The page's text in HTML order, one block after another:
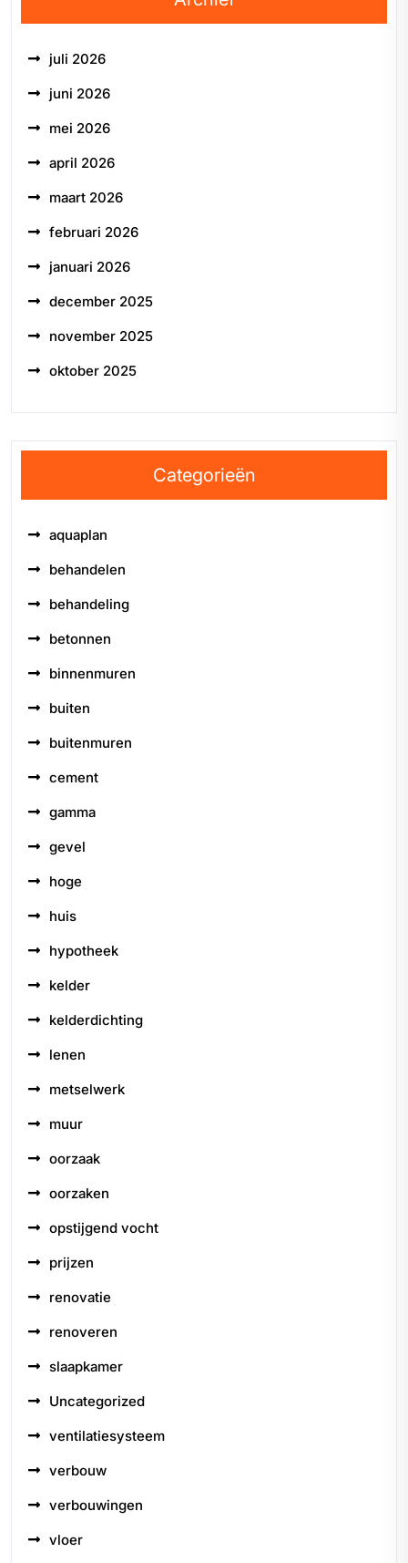
juli 2026
juni 2026
mei 2026
april 2026
maart 2026
februari 2026
januari 2026
december 2025
november 2025
oktober 2025
Categorieën
aquaplan
behandelen
behandeling
betonnen
binnenmuren
buiten
buitenmuren
cement
gamma
gevel
hoge
huis
hypotheek
kelder
kelderdichting
lenen
metselwerk
muur
oorzaak
oorzaken
opstijgend vocht
prijzen
renovatie
renoveren
slaapkamer
Uncategorized
ventilatiesysteem
verbouw
verbouwingen
vloer